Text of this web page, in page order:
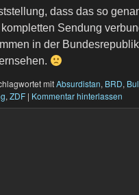
dass das so
Sendung
in der
mitAbsurdistan, BRD,
, ZDF | Kommentar hinterlassen